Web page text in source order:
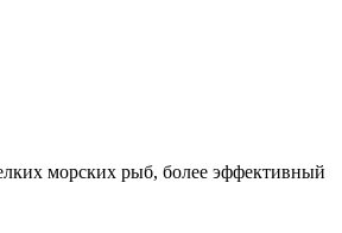
морских рыб, более эффективный